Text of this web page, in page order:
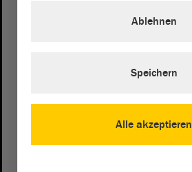
Postanschrift
von Sachsen-Anhalt
Alle akzeptieren
Ablehnen
Speichern